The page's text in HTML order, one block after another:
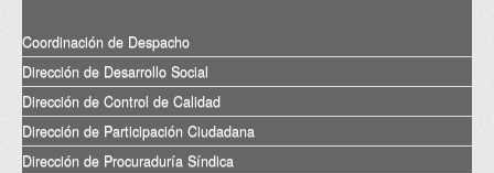
Coordinación de Despacho
Dirección de Desarrollo Social
Dirección de Control de Calidad
Dirección de Participación Ciudadana
Dirección de Procuraduría Síndica